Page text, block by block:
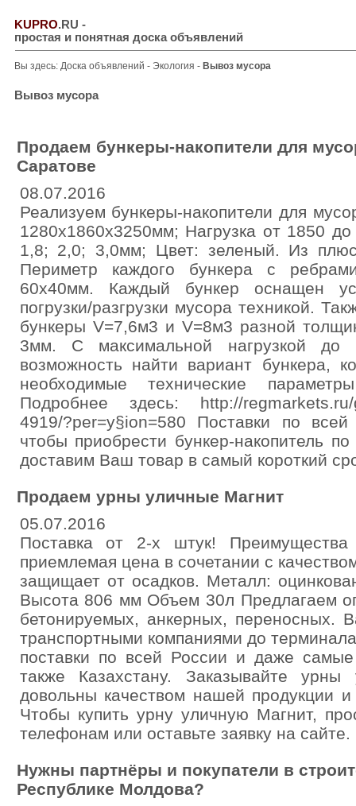
KUPRO.RU -
простая и понятная доска объявлений
Вы здесь: Доска объявлений - Экология - Вывоз мусора
Вывоз мусора
Продаем бункеры-накопители для
Саратове
08.07.2016
Реализуем бункеры-накопители для
1280х1860х3250мм; Нагрузка от 1850
1,8; 2,0; 3,0мм; Цвет: зеленый. Из
Периметр каждого бункера с
60х40мм. Каждый бункер оснащен
погрузки/разгрузки мусора техникой.
бункеры V=7,6м3 и V=8м3 разной
3мм. С максимальной нагрузкой
возможность найти вариант бункера,
необходимые технические
Подробнее здесь: http://regmarkets.ru/
4919/?per=y§ion=580 Поставки по
чтобы приобрести бункер-накопитель
доставим Ваш товар в самый короткий
Продаем урны уличные Магнит
05.07.2016
Поставка от 2-х штук!
приемлемая цена в сочетании с
защищает от осадков. Металл:
Высота 806 мм Объем 30л Предлагаем
бетонируемых, анкерных, переносных.
транспортными компаниями до
поставки по всей России и даже
также Казахстану. Заказывайте
довольны качеством нашей продукции
Чтобы купить урну уличную Магнит,
телефонам или оставьте заявку на
Нужны партнёры и покупатели в
Республике Молдова?